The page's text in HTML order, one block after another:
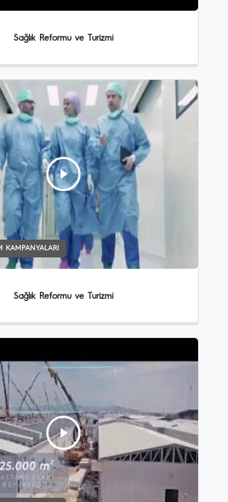
Sağlık Reformu ve Turizmi
KAMPANYALARI
Sağlık Reformu ve Turizmi